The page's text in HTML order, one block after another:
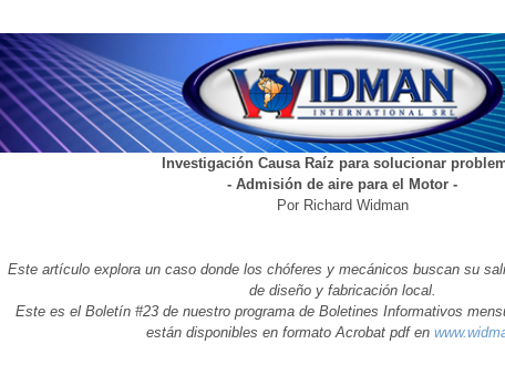
Investigación Causa Raíz para solucionar
- Admisión de aire para el Motor -
Por Richard Widman
Este artículo explora un caso donde los chóferes y mecánicos buscan su
de diseño y fabricación local.
Este es el Boletín #23 de nuestro programa de Boletines Informativos
están disponibles en formato Acrobat pdf en